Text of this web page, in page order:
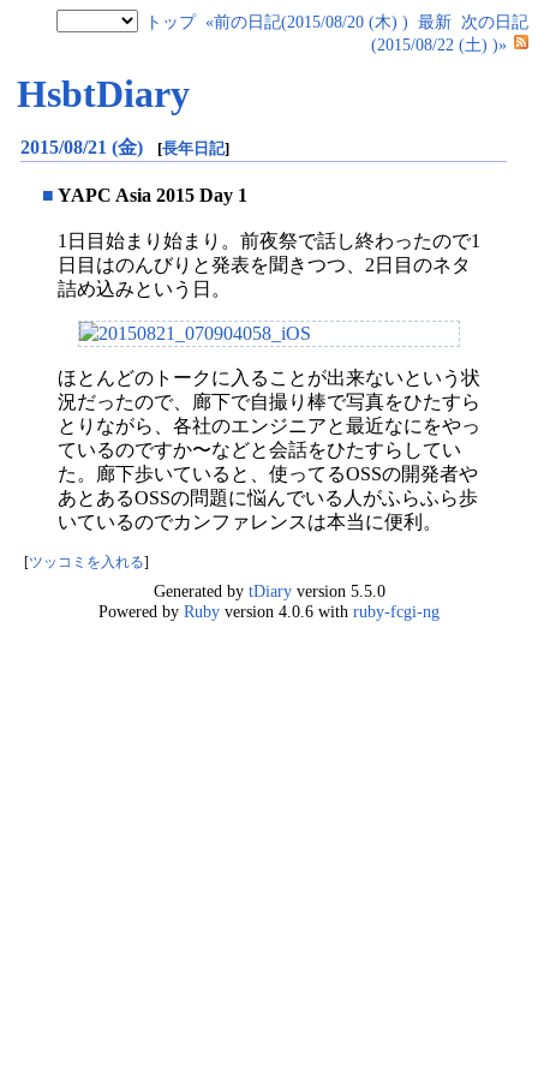
トップ «前の日記(2015/08/20 (木) ) 最新 次の日記
(2015/08/22 (土) )»
HsbtDiary
2015/08/21 (金) [長年日記]
■ YAPC Asia 2015 Day 1
1日目始まり始まり。前夜祭で話し終わったので1
日目はのんびりと発表を聞きつつ、2日目のネタ
詰め込みという日。
ほとんどのトークに入ることが出来ないという状
況だったので、廊下で自撮り棒で写真をひたすら
とりながら、各社のエンジニアと最近なにをやっ
ているのですか〜などと会話をひたすらしてい
た。廊下歩いていると、使ってるOSSの開発者や
あとあるOSSの問題に悩んでいる人がふらふら歩
いているのでカンファレンスは本当に便利。
[ツッコミを入れる]
Generated by tDiaryversion 5.5.0
Powered by Ruby version 4.0.6 with ruby-fcgi-ng